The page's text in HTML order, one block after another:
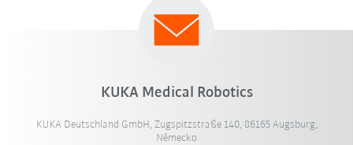
KUKA Medical Robotics
KUKA Deutschland GmbH, Zugspitzstraße 140, 86165 Augsburg,
Německo